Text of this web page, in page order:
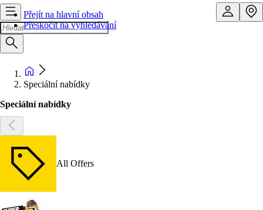
Přejít na hlavní obsah
Přeskočit na vyhledávání
Speciální nabídky
Speciální nabídky
All Offers